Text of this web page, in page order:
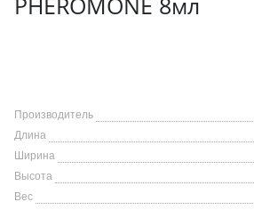
Производитель
Длина
Ширина
Высота
Вес